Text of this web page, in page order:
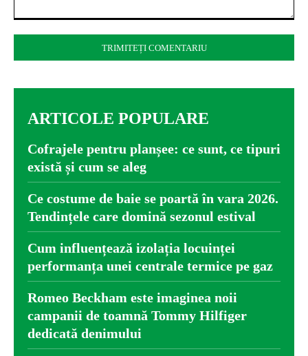
ARTICOLE POPULARE
Cofrajele pentru planșee: ce sunt, ce tipuri
există și cum se aleg
Ce costume de baie se poartă în vara 2026.
Tendințele care domină sezonul estival
Cum influențează izolația locuinței
performanța unei centrale termice pe gaz
Romeo Beckham este imaginea noii
campanii de toamnă Tommy Hilfiger
dedicată denimului